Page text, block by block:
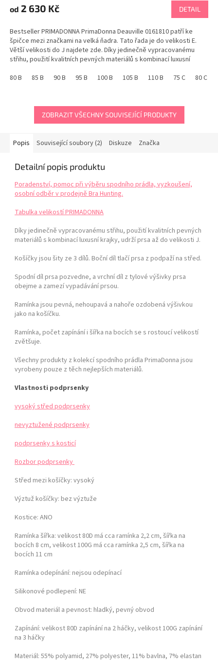
produktu
je
z
5
hvězdiček.
od 2 630 Kč DETAIL
Bestseller PRIMADONNA PrimaDonna Deauville 0161810 patří ke
špičce mezi značkami na velká ňadra. Tato řada je do velikosti E.
Větší velikosti do J najdete zde. Díky jedinečně vypracovanému
střihu, použití kvalitních pevných materiálů s kombinací luxusní
80 B
85 B 90 B 95 B 100 B 105 B 110 B 75 C 80 C
ZOBRAZIT VŠECHNY SOUVISEJÍCÍ PRODUKTY
Popis Související soubory (2) Diskuze Značka
Detailní popis produktu
Poradenství, pomoc při výběru spodního prádla, vyzkoušení,
osobní odběr v prodejně Bra Hunting.
Tabulka velikostí PRIMADONNA
Díky jedinečně vypracovanému střihu, použití kvalitních pevných
materiálů s kombinací luxusní krajky, udrží prsa až do velikosti J.
Košíčky jsou šity ze 3 dílů. Boční díl tlačí prsa z podpaží na střed.
Spodní díl prsa pozvedne, a vrchní díl z tylové výšivky prsa
obejme a zamezí vypadávání prsou.
Ramínka jsou pevná, nehoupavá a nahoře ozdobená výšivkou
jako na košíčku.
Ramínka, počet zapínání i šířka na bocích se s rostoucí velikostí
zvětšuje.
Všechny produkty z kolekcí spodního prádla PrimaDonna jsou
vyrobeny pouze z těch nejlepších materiálů.
Vlastnosti podprsenky
vysoký střed podprsenky
nevyztužené podprsenky
podprsenky s kosticí
Rozbor podprsenky
Střed mezi košíčky: vysoký
Výztuž košíčky: bez výztuže
Kostice: ANO
Ramínka šířka: velikost 80D má cca ramínka 2,2 cm, šířka na
bocích 8 cm, velikost 100G má cca ramínka 2,5 cm, šířka na
bocích 11 cm
Ramínka odepínání: nejsou odepínací
Silikonové podlepení: NE
Obvod materiál a pevnost: hladký, pevný obvod
Zapínání: velikost 80D zapínání na 2 háčky, velikost 100G zapínání
na 3 háčky
Materiál: 55% polyamid, 27% polyester, 11% bavlna, 7% elastan